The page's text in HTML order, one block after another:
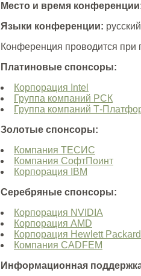
Место и время
Языки конференции:
Конференция проводится при
Платиновые спонсоры:
Корпорация Intel
Группа компаний РСК
Группа компаний Т-
Золотые спонсоры:
Компания ТЕСИС
Компания СофтПоинт
Корпорация IBM
Серебряные спонсоры:
Корпорация NVIDIA
Корпорация AMD
Корпорация Hewlett Packard
Компания CADFEM
Информационная